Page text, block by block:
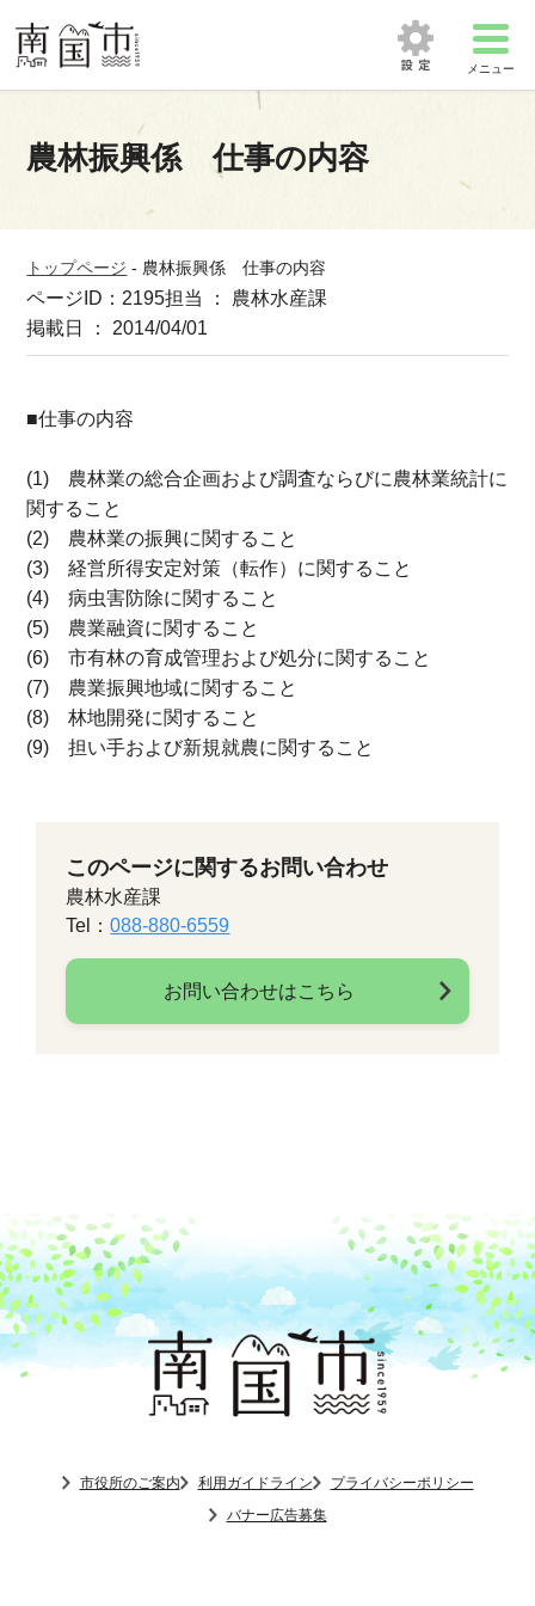
メニュー
農林振興係 仕事の内容
トップページ - 農林振興係 仕事の内容
ページID：2195担当 ： 農林水産課
掲載日 ： 2014/04/01
■仕事の内容
(1) 農林業の総合企画および調査ならびに農林業統計に
関すること
(2) 農林業の振興に関すること
(3) 経営所得安定対策（転作）に関すること
(4) 病虫害防除に関すること
(5) 農業融資に関すること
(6) 市有林の育成管理および処分に関すること
(7) 農業振興地域に関すること
(8) 林地開発に関すること
(9) 担い手および新規就農に関すること
このページに関するお問い合わせ
農林水産課
Tel：088-880-6559
お問い合わせはこちら
市役所のご案内 利用ガイドライン
プライバシーポリシー
バナー広告募集